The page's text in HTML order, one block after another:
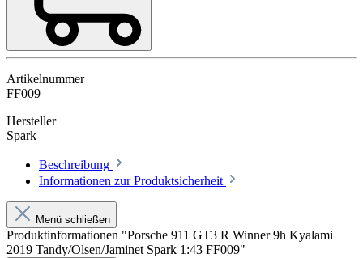
Artikelnummer
FF009
Hersteller
Spark
Beschreibung
Informationen zur Produktsicherheit
Menü schließen
Produktinformationen "Porsche 911 GT3 R Winner 9h Kyalami
2019 Tandy/Olsen/Jaminet Spark 1:43 FF009"